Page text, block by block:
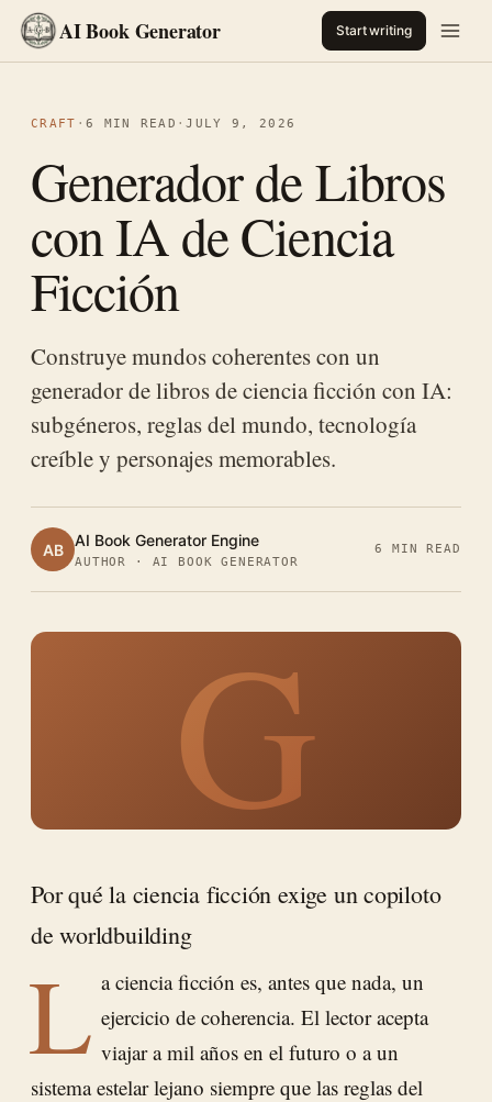
AI Book Generator Start writing
CRAFT · 6 MIN READ ·JULY 9, 2026
Generador de Libros
con IA de Ciencia
Ficción
Construye mundos coherentes con un
generador de libros de ciencia ficción con IA:
subgéneros, reglas del mundo, tecnología
creíble y personajes memorables.
AB AI Book Generator Engine
AUTHOR · AI BOOK GENERATOR
6 MIN READ
G
Por qué la ciencia ficción exige un copiloto
de worldbuilding
L a ciencia ficción es, antes que nada, un
ejercicio de coherencia. El lector acepta
viajar a mil años en el futuro o a un
sistema estelar lejano siempre que las reglas del